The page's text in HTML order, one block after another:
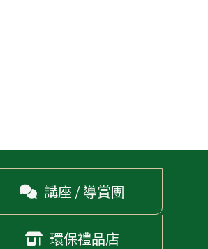
 講座 / 導賞團
 環保禮品店